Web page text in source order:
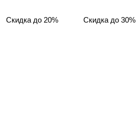
Скидка до 20% Скидка до 30%